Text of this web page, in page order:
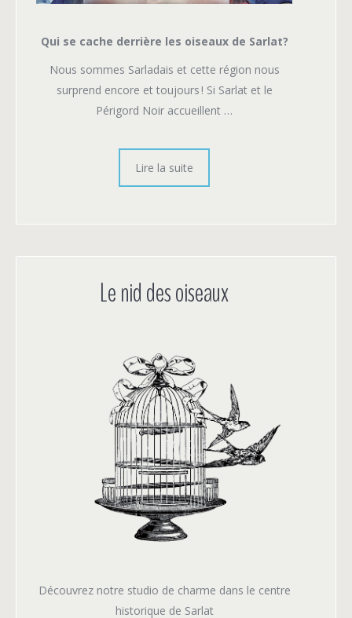
Qui se cache derrière les oiseaux de Sarlat?
Nous sommes Sarladais et cette région nous
surprend encore et toujours ! Si Sarlat et le
Périgord Noir accueillent …
Lire la suite
Le nid des oiseaux
Découvrez notre studio de charme dans le centre
historique de Sarlat